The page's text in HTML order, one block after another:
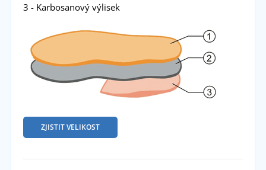
3 - Karbosanový výlisek
ZJISTIT VELIKOST